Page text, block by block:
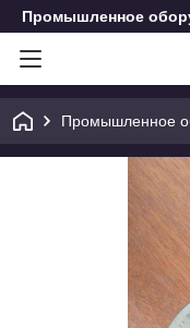
Промышленное
Промышленное